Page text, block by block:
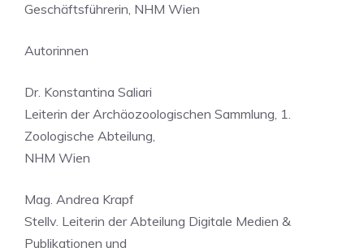
Geschäftsführerin, NHM Wien
Autorinnen
Dr. Konstantina Saliari
Leiterin der Archäozoologischen Sammlung, 1.
Zoologische Abteilung,
NHM Wien
Mag. Andrea Krapf
Stellv. Leiterin der Abteilung Digitale Medien &
Publikationen und